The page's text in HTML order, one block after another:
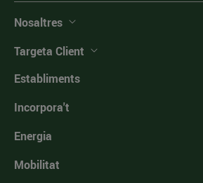
Nosaltres
Targeta Client
Establiments
Incorpora't
Energia
Mobilitat